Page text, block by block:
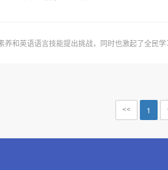
和英语语言技能提出挑战，同时也激起了全民
<< 1